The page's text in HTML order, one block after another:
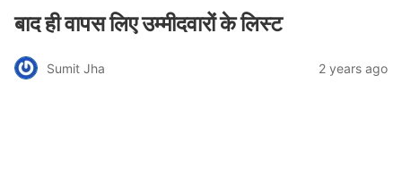
बाद ही वापस लिए उम्मीदवारों के लिस्ट
Sumit Jha 2 years ago